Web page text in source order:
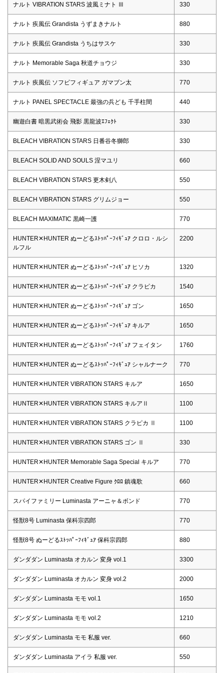
ナルト VIBRATION STARS 波風ミナト Ⅲ 330
ナルト 疾風伝 Grandista うずまきナルト 880
ナルト 疾風伝 Grandista うちはサスケ 330
ナルト Memorable Saga 秋道チョウジ 330
ナルト 疾風伝 ソフビフィギュア ガマブン太 770
ナルト PANEL SPECTACLE 最強の兵ども 千手柱間 440
幽遊白書 暗黒武術会 飛影 黒龍波ｴﾌｪｸﾄ 330
BLEACH VIBRATION STARS 日番谷冬獅郎 330
BLEACH SOLID AND SOULS 涅マユリ 660
BLEACH VIBRATION STARS 更木剣八 550
BLEACH VIBRATION STARS グリムジョー 550
BLEACH MAXIMATIC 黒崎一護 770
HUNTER✕HUNTER ぬーどるｽﾄｯﾊﾟｰﾌｨｷﾞｭｱ クロロ・ルシ
ルフル
2200
HUNTER✕HUNTER ぬーどるｽﾄｯﾊﾟｰﾌｨｷﾞｭｱ ヒソカ 1320
HUNTER✕HUNTER ぬーどるｽﾄｯﾊﾟｰﾌｨｷﾞｭｱ クラピカ 1540
HUNTER✕HUNTER ぬーどるｽﾄｯﾊﾟｰﾌｨｷﾞｭｱ ゴン 1650
HUNTER✕HUNTER ぬーどるｽﾄｯﾊﾟｰﾌｨｷﾞｭｱ キルア 1650
HUNTER✕HUNTER ぬーどるｽﾄｯﾊﾟｰﾌｨｷﾞｭｱ フェイタン 1760
HUNTER✕HUNTER ぬーどるｽﾄｯﾊﾟｰﾌｨｷﾞｭｱ シャルナーク 770
HUNTER✕HUNTER VIBRATION STARS キルア 1650
HUNTER✕HUNTER VIBRATION STARS キルアⅡ 1100
HUNTER✕HUNTER VIBRATION STARS クラピカ Ⅱ 1100
HUNTER✕HUNTER VIBRATION STARS ゴン Ⅱ 330
HUNTER✕HUNTER Memorable Saga Special キルア 770
HUNTER✕HUNTER Creative Figure ｸﾛﾛ 鎮魂歌 660
スパイファミリー Luminasta アーニャ＆ボンド 770
怪獣8号 Luminasta 保科宗四郎 770
怪獣8号 ぬーどるｽﾄｯﾊﾟｰﾌｨｷﾞｭｱ 保科宗四郎 880
ダンダダン Luminasta オカルン 変身 vol.1 3300
ダンダダン Luminasta オカルン 変身 vol.2 2000
ダンダダン Luminasta モモ vol.1 1650
ダンダダン Luminasta モモ vol.2 1210
ダンダダン Luminasta モモ 私服 ver. 660
ダンダダン Luminasta アイラ 私服 ver. 550